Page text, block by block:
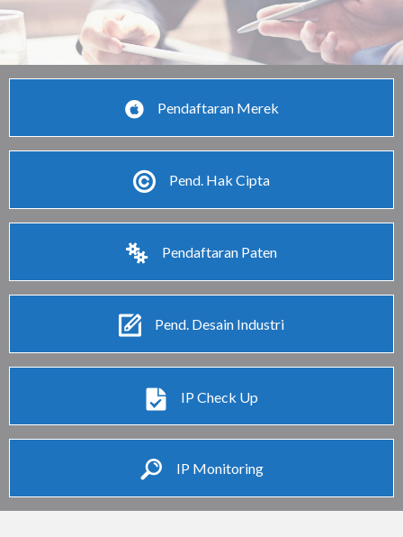
Pendaftaran Merek
Pend. Hak Cipta
Pendaftaran Paten
Pend. Desain Industri
IP Check Up
IP Monitoring